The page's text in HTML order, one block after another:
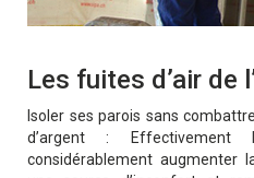
Les fuites d’air de
Isoler ses parois sans
d’argent :
considérablement augmenter